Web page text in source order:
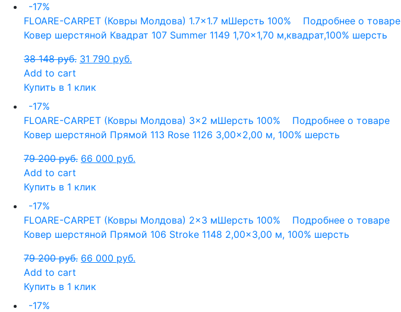
-17%
FLOARE-CARPET (Ковры Молдова) 1.7x1.7 мШерсть 100%
Подробнее о товаре
Ковер шерстяной Квадрат 107 Summer 1149 1,70×1,70 м,квадрат,100% шерсть
38 148руб. 31 790 руб.
Add to cart
Купить в 1 клик
-17%
FLOARE-CARPET (Ковры Молдова) 3x2 мШерсть 100%
Подробнее о товаре
Ковер шерстяной Прямой 113 Rose 1126 3,00×2,00 м, 100% шерсть
79 200руб. 66 000 руб.
Add to cart
Купить в 1 клик
-17%
FLOARE-CARPET (Ковры Молдова) 2x3 мШерсть 100%
Подробнее о товаре
Ковер шерстяной Прямой 106 Stroke 1148 2,00×3,00 м, 100% шерсть
79 200руб. 66 000 руб.
Add to cart
Купить в 1 клик
-17%